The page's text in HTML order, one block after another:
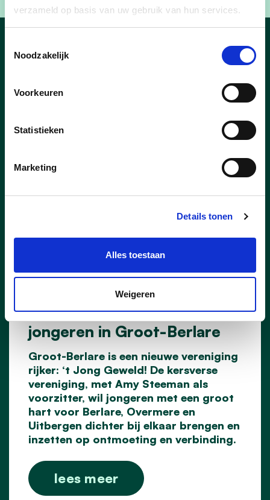
verzameld op basis van uw gebruik van hun services.
Noodzakelijk
Voorkeuren
Statistieken
Marketing
Details tonen
Alles toestaan
Weigeren
Nieuws
Nieuwe vereniging ‘t Jong
Geweld zet zich in voor
jongeren in Groot-Berlare
26/06/25
Groot-Berlare is een nieuwe vereniging
rijker: ‘t Jong Geweld! De kersverse
vereniging, met Amy Steeman als
voorzitter, wil jongeren met een groot
hart voor Berlare, Overmere en
Uitbergen dichter bij elkaar brengen en
inzetten op ontmoeting en verbinding.
lees meer